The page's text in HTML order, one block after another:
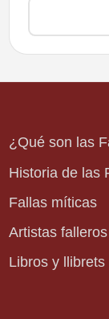
¿Qué son las
Historia de las
Fallas míticas
Artistas
Libros y llibrets